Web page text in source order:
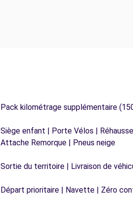
Pack kilométrage supplémentaire
Siège enfant | Porte Vélos |
Attache Remorque | Pneus neige
Sortie du territoire | Livraison de
Départ prioritaire | Navette | Zéro